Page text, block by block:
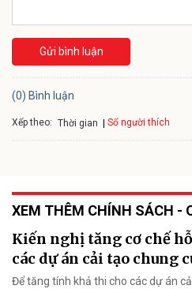
Gửi bình luận
(0) Bình luận
Xếp theo: Thời gian Số người thích
XEM THÊM CHÍNH SÁCH -
Kiến nghị tăng cơ chế
các dự án cải tạo chung
Để tăng tính khả thi cho các dự án